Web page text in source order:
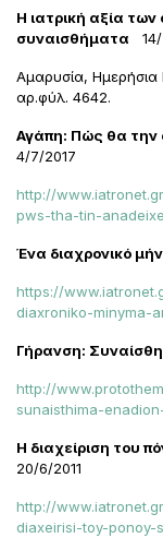
Η ιατρική αξία
συναισθήματα 14/
Αμαρυσία, Ημερήσια
αρ.φύλ. 4642.
Αγάπη: Πώς θα την
4/7/2017
http://
pws-tha-tin-
Ένα διαχρονικό
https://
diaxroniko-minyma-
Γήρανση:
http://
sunaisthima-
Η διαχείριση του
20/6/2011
http://
diaxeirisi-toy-ponoy-